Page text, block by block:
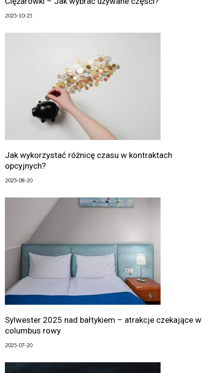
2025-10-25
Jak wykorzystać różnicę czasu w kontraktach
opcyjnych?
2025-08-20
Sylwester 2025 nad bałtykiem – atrakcje czekające w
columbus rowy
2025-07-20